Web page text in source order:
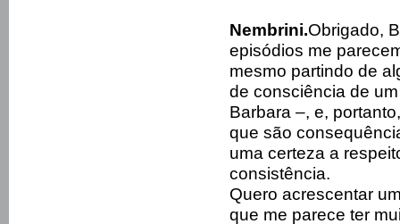
Nembrini.Obrigado,
episódios me
mesmo partindo de
de consciência de
Barbara –, e,
que são
uma certeza a
consistência.
Quero acrescentar
que me parece ter